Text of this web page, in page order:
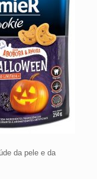
da pele e da